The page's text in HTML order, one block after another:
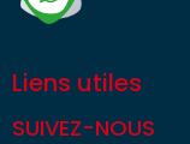
Liens utiles
SUIVEZ-NOUS